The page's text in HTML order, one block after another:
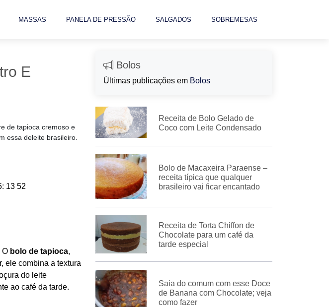
MASSAS PANELA DE PRESSÃO SALGADOS SOBREMESAS
E
de tapioca cremoso e
essa deleite brasileiro.
13 52
O bolo de tapioca,
ele combina a textura
do leite
ao café da tarde.
Bolos
Últimas publicações em Bolos
Receita de Bolo Gelado de
Coco com Leite Condensado
Bolo de Macaxeira Paraense –
receita típica que qualquer
brasileiro vai ficar encantado
Receita de Torta Chiffon de
Chocolate para um café da
tarde especial
Saia do comum com esse Doce
de Banana com Chocolate; veja
como fazer